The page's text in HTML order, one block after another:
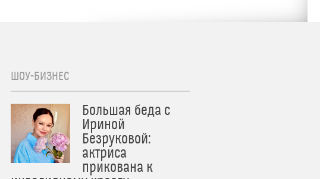
ШОУ-БИЗНЕС
Большая беда с
Ириной
Безруковой:
актриса
прикована к